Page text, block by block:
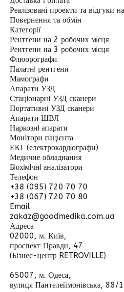
Реалізовані проекти та відгуки
Повернення та обмін
Категорії
Рентгени на 2 робочих мiсця
Рентгени на 3 робочих мiсця
Флюорографи
Палатнi рентгени
Мамографи
Апарати УЗД
Стаціонарні УЗД сканери
Портативні УЗД сканери
Апарати ШВЛ
Наркознi апарати
Монітори пацiєнта
ЕКГ (електрокардiографи)
Медичне обладнання
Бiохiмiчнi аналізатори
Телефон
+38 (095) 720 70 70
+38 (067) 720 70 80
Email
zakaz@goodmedika.com.ua
Адреса
02000, м. Київ,
проспект Правди, 47
(Бізнес-центр RETROVILLE)
65007, м. Одеса,
вулиця Пантелеймонівська, 88/1